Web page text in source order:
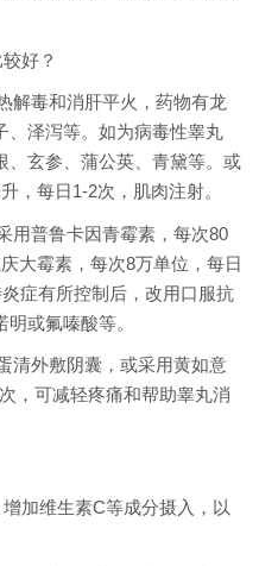
好？
解毒和消肝平火，药物有龙
、泽泻等。如为病毒性睾丸
、玄参、蒲公英、青黛等。或
，每日1-2次，肌肉注射。
用普鲁卡因青霉素，每次80
大霉素，每次8万单位，每日
症有所控制后，改用口服抗
或氟嗪酸等。
清外敷阴囊，或采用黄如意
，可减轻疼痛和帮助睾丸消
加维生素C等成分摄入，以